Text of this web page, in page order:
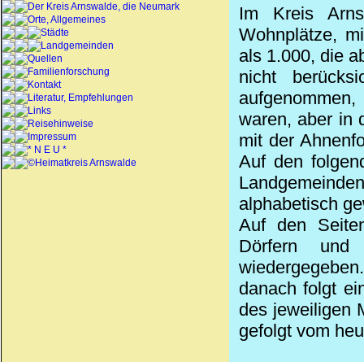
Der Kreis Arnswalde, die Neumark
Orte, Allgemeines
Städte
Landgemeinden
Quellen
Familienforschung
Kontakt
Literatur, Empfehlungen
Links
Reisehinweise
Impressum
* N E U *
©Heimatkreis Arnswalde
Im Kreis
Wohnplätze,
als 1.000, die
nicht
waren, aber in
mit der
Auf den
alphabetisch
Auf den
Dörfern und
danach folgt
des jeweiligen
gefolgt vom